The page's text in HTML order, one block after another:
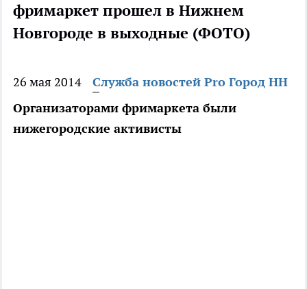
фримаркет прошел в Нижнем
Новгороде в выходные (ФОТО)
26 мая 2014
Служба новостей Pro Город НН
Организаторами фримаркета были
нижегородские активисты